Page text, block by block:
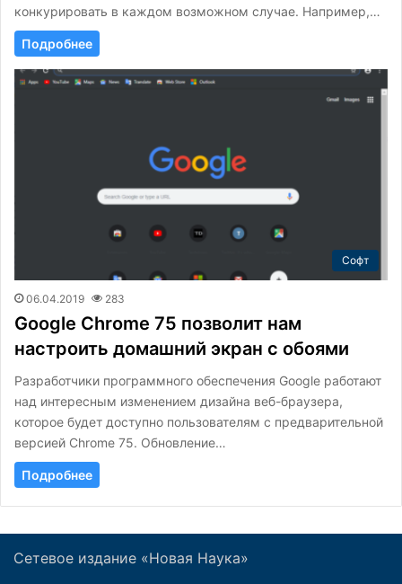
конкурировать в каждом возможном случае. Например,…
Подробнее
Софт
06.04.2019 283
Google Chrome 75 позволит нам
настроить домашний экран с обоями
Разработчики программного обеспечения Google работают
над интересным изменением дизайна веб-браузера,
которое будет доступно пользователям с предварительной
версией Chrome 75. Обновление…
Подробнее
Сетевое издание «Новая Наука»